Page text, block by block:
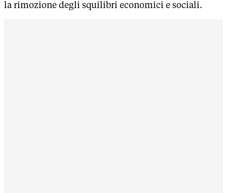
la rimozione degli squilibri economici e sociali.